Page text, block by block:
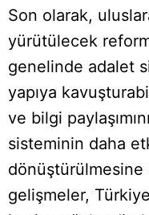
Son olarak,
yürütülecek
genelinde adalet
yapıya
ve bilgi
sisteminin daha
dönüştürülmesine
gelişmeler,